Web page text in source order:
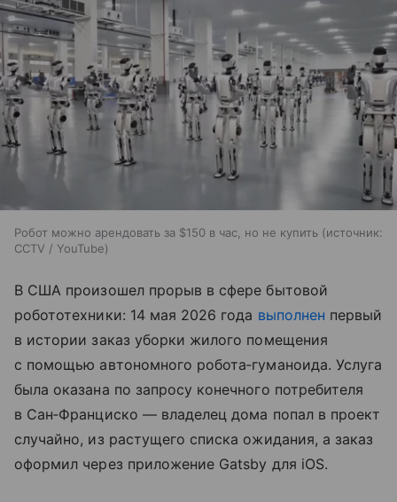
Робот можно арендовать за $150 в час, но не купить
источник:
CCTV / YouTube
В США произошел прорыв в сфере бытовой
робототехники: 14 мая 2026 года выполнен первый
в истории заказ уборки жилого помещения
с помощью автономного робота‑гуманоида. Услуга
была оказана по запросу конечного потребителя
в Сан‑Франциско — владелец дома попал в проект
случайно, из растущего списка ожидания, а заказ
оформил через приложение Gatsby для iOS.